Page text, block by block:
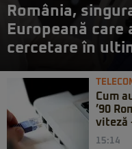
România,
Europeană
cercetare în
Cum
’90
viteză
15:14